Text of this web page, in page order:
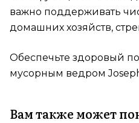
важно поддерживать
домашних хозяйств,
Обеспечьте здоровый
мусорным ведром
Вам также может